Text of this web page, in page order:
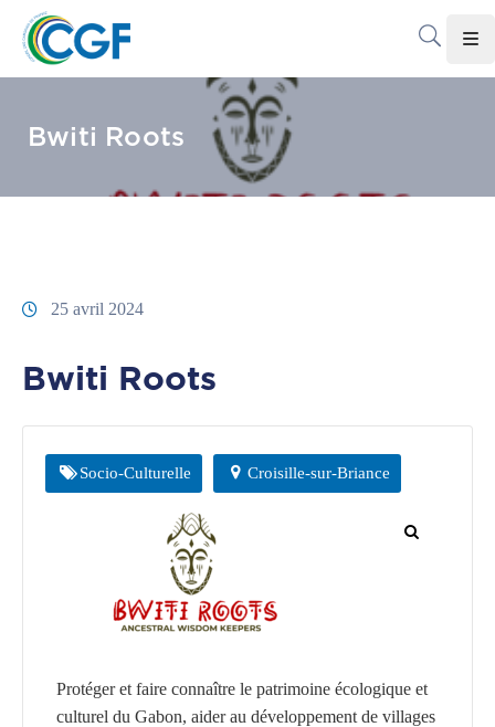
Le
Infos
Pratiques
Le
Adhérer
Actualités
Bwiti Roots
25 avril 2024
Bwiti Roots
Socio-Culturelle Croisille-sur-Briance
Protéger et faire connaître le patrimoine écologique et
culturel du Gabon, aider au développement de villages